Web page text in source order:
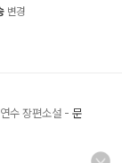
변경
수 장편소설 - 문